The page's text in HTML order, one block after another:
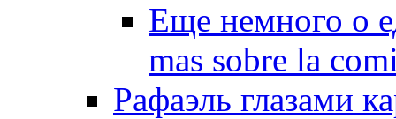
Еще немного о
mas sobre la
Рафаэль глазами